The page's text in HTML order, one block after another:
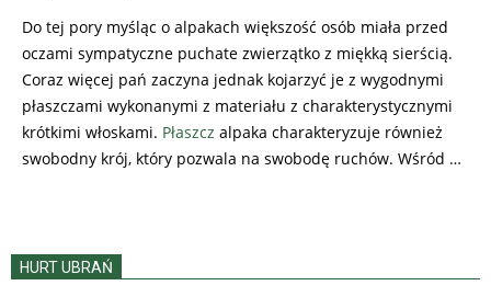
Do tej pory myśląc o alpakach większość osób miała przed
oczami sympatyczne puchate zwierzątko z miękką sierścią.
Coraz więcej pań zaczyna jednak kojarzyć je z wygodnymi
płaszczami wykonanymi z materiału z charakterystycznymi
krótkimi włoskami. Płaszcz alpaka charakteryzuje również
swobodny krój, który pozwala na swobodę ruchów. Wśród …
HURT UBRAŃ